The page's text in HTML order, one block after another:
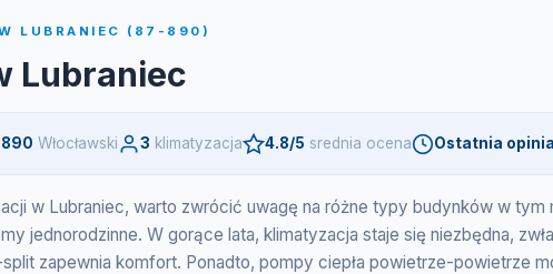
LUBRANIEC (87-890)
Lubraniec
Włocławski 3 klimatyzacja 4.8/5 srednia ocena Ostatnia opinia
w Lubraniec, warto zwrócić uwagę na różne typy budynków w
jednorodzinne. W gorące lata, klimatyzacja staje się niezbędna,
zapewnia komfort. Ponadto, pompy ciepła powietrze-powietrze